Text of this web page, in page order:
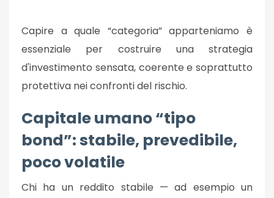
Capire a quale “categoria” apparteniamo è
essenziale per costruire una strategia
d'investimento sensata, coerente e soprattutto
protettiva nei confronti del rischio.
Capitale umano “tipo
bond”: stabile, prevedibile,
poco volatile
Chi ha un reddito stabile — ad esempio un